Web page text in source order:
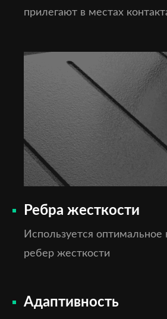
прилегают в местах
Ребра жесткости
Используется оптимальное
ребер жесткости
Адаптивность